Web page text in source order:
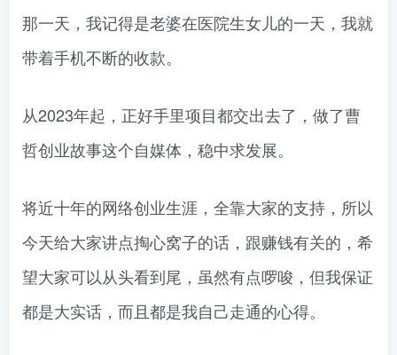
那一天，我记得是老婆在医院生女儿的一天，我就
带着手机不断的收款。
从2023年起，正好手里项目都交出去了，做了曹
哲创业故事这个自媒体，稳中求发展。
将近十年的网络创业生涯，全靠大家的支持，所以
今天给大家讲点掏心窝子的话，跟赚钱有关的，希
望大家可以从头看到尾，虽然有点啰唆，但我保证
都是大实话，而且都是我自己走通的心得。